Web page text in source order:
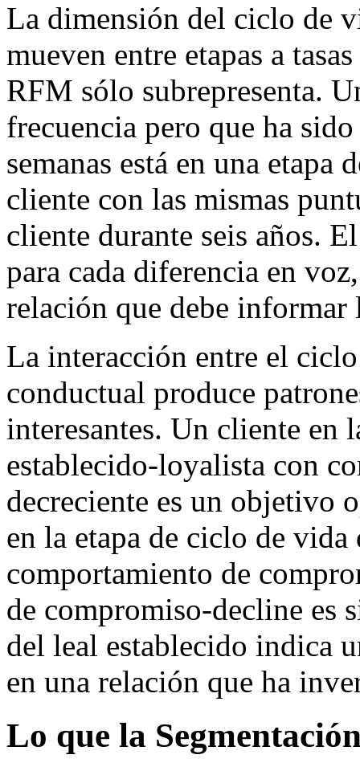
La dimensión del ciclo de
mueven entre etapas a
RFM sólo subrepresenta.
frecuencia pero que ha
semanas está en una
cliente con las mismas
cliente durante seis años.
para cada diferencia en
relación que debe
La interacción entre el
conductual produce
interesantes. Un cliente en
establecido-loyalista con
decreciente es un objetivo
en la etapa de ciclo de
comportamiento de
de compromiso-decline es
del leal establecido indica
en una relación que ha
Lo que la